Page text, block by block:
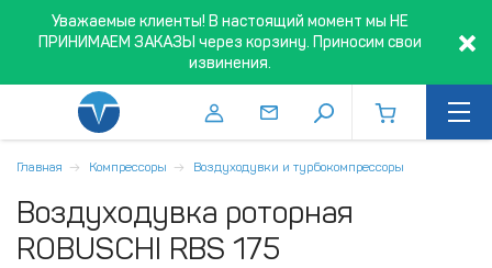
Уважаемые клиенты! В настоящий момент мы НЕ
ПРИНИМАЕМ ЗАКАЗЫ через корзину. Приносим свои
извинения.
Главная Компрессоры Воздуходувки и турбокомпрессоры
Воздуходувка роторная
ROBUSCHI RBS 175